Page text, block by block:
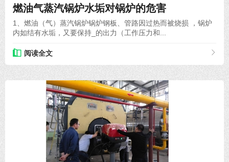
燃油气蒸汽锅炉水垢对锅炉的危害
1、燃油（气）蒸汽锅炉锅炉钢板、管路因过热而被烧损 ，锅炉
内如结有水垢，又要保持_的出力（工作压力和...
阅读全文